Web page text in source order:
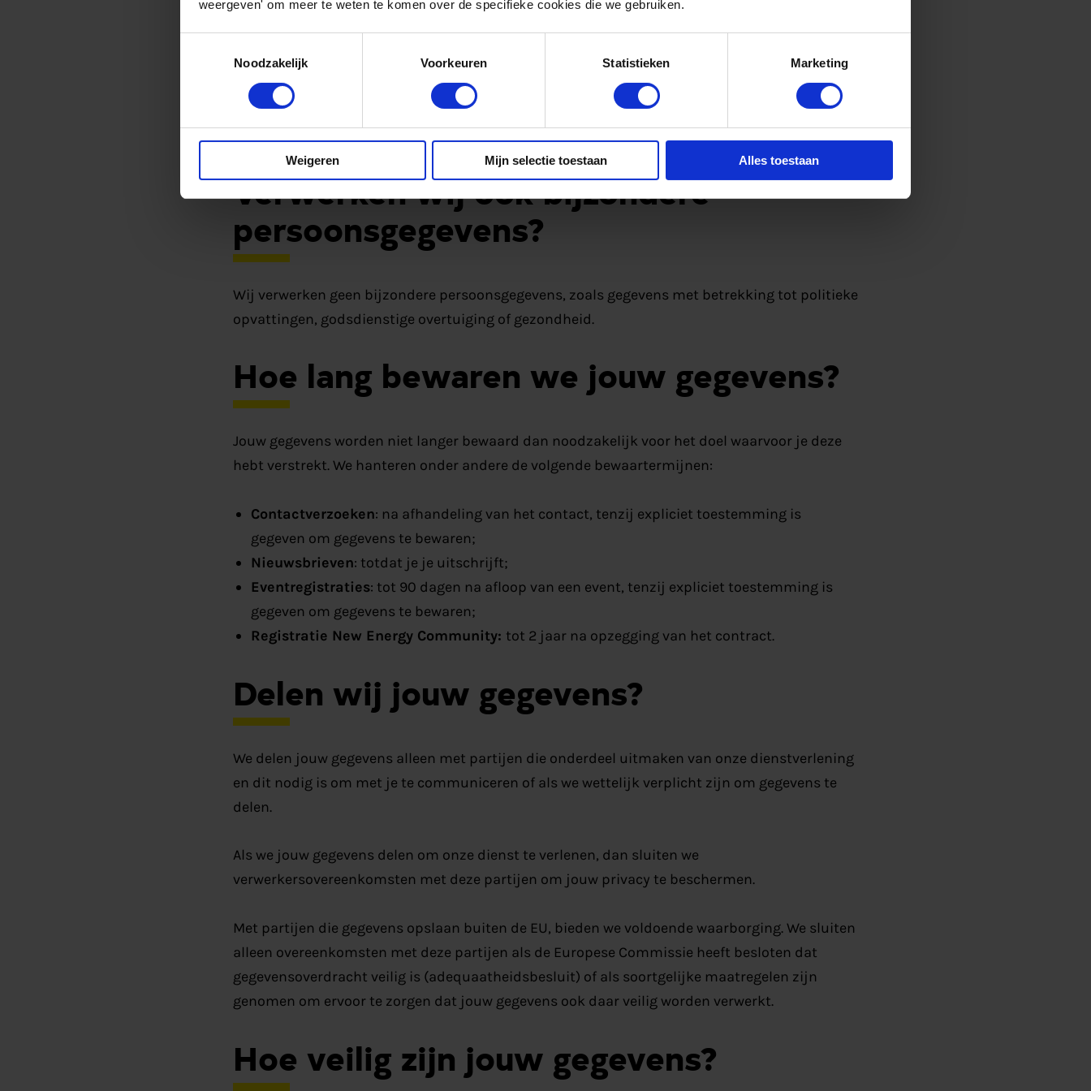
weergeven' om meer te weten te komen over de specifieke cookies die we gebruiken.
Noodzakelijk
Voorkeuren Statistieken Marketing
Weigeren Mijn selectie toestaan Alles toestaan
Afhankelijk van jouw contact met ons verwerken wij bijvoorbeeld de volgende gegevens:
Voor- en achternaam en contactgegevens (zoals e-mailadres en telefoonnummer);
Organisatienaam en functie;
Inhoud van communicatie (bijvoorbeeld via het contactformulier);
Verwerken wij ook bijzondere
persoonsgegevens?
Wij verwerken geen bijzondere persoonsgegevens, zoals gegevens met betrekking tot politieke
opvattingen, godsdienstige overtuiging of gezondheid.
Hoe lang bewaren we jouw gegevens?
Jouw gegevens worden niet langer bewaard dan noodzakelijk voor het doel waarvoor je deze
hebt verstrekt. We hanteren onder andere de volgende bewaartermijnen:
Contactverzoeken: na afhandeling van het contact, tenzij expliciet toestemming is
gegeven om gegevens te bewaren;
Nieuwsbrieven: totdat je je uitschrijft;
Eventregistraties: tot 90 dagen na afloop van een event, tenzij expliciet toestemming is
gegeven om gegevens te bewaren;
Registratie New Energy Community: tot 2 jaar na opzegging van het contract.
Delen wij jouw gegevens?
We delen jouw gegevens alleen met partijen die onderdeel uitmaken van onze dienstverlening
en dit nodig is om met je te communiceren of als we wettelijk verplicht zijn om gegevens te
delen.
Als we jouw gegevens delen om onze dienst te verlenen, dan sluiten we
verwerkersovereenkomsten met deze partijen om jouw privacy te beschermen.
Met partijen die gegevens opslaan buiten de EU, bieden we voldoende waarborging. We sluiten
alleen overeenkomsten met deze partijen als de Europese Commissie heeft besloten dat
gegevensoverdracht veilig is (adequaatheidsbesluit) of als soortgelijke maatregelen zijn
genomen om ervoor te zorgen dat jouw gegevens ook daar veilig worden verwerkt.
Hoe veilig zijn jouw gegevens?